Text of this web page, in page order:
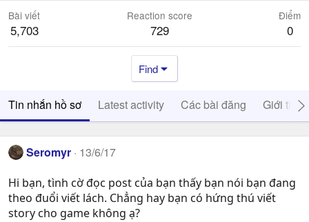
Bài viết
5,703
Reaction score
729
Điểm
0
Find
Tin nhắn hồ sơ Latest activity Các bài đăng Giới thiệu
Seromyr 13/6/17
Hi bạn, tình cờ đọc post của bạn thấy bạn nói bạn đang
theo đuổi viết lách. Chẳng hay bạn có hứng thú viết
story cho game không ạ?